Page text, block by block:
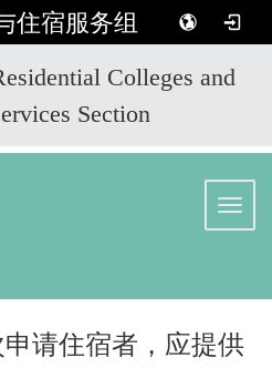
住宿服务组
Colleges and
Section
申请住宿者，应提供